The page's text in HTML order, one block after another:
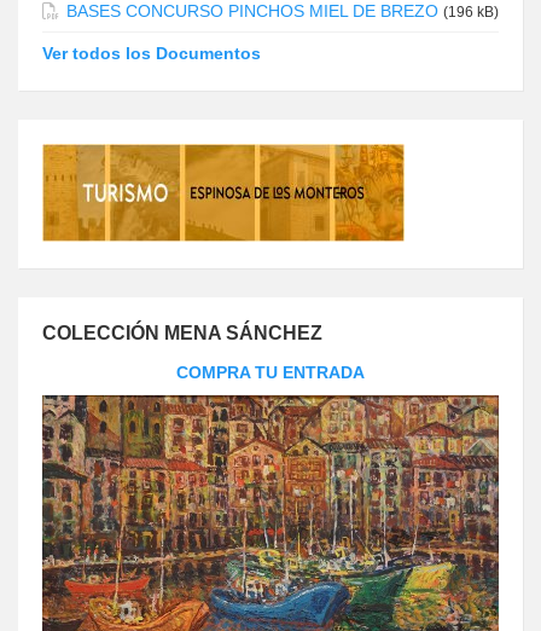
BASES CONCURSO PINCHOS MIEL DE BREZO (196 kB)
Ver todos los Documentos
COLECCIÓN MENA SÁNCHEZ
COMPRA TU ENTRADA